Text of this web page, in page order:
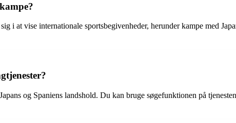
at vise internationale sportsbegivenheder, herunder kampe med
og Spaniens landshold. Du kan bruge søgefunktionen på